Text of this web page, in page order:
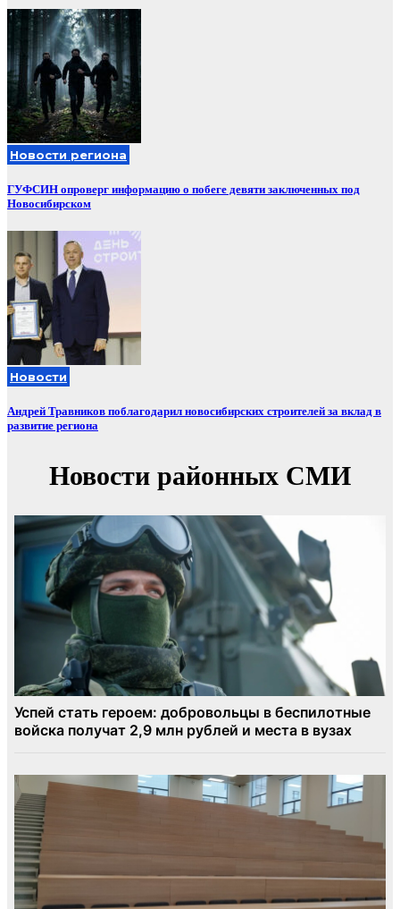
Новости региона
ГУФСИН опроверг информацию о побеге девяти заключенных под
Новосибирском
Новости
Андрей Травников поблагодарил новосибирских строителей за вклад в
развитие региона